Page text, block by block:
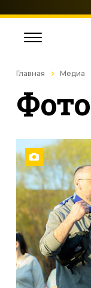
Главная Медиа